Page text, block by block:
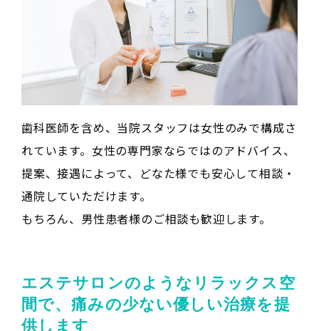
歯科医師を含め、当院スタッフは女性のみで構成さ
れています。女性の専門家ならではのアドバイス、
提案、接遇によって、どなた様でも安心して相談・
通院していただけます。
もちろん、男性患者様のご相談も歓迎します。
エステサロンのようなリラックス空
間で、痛みの少ない優しい治療を提
供します